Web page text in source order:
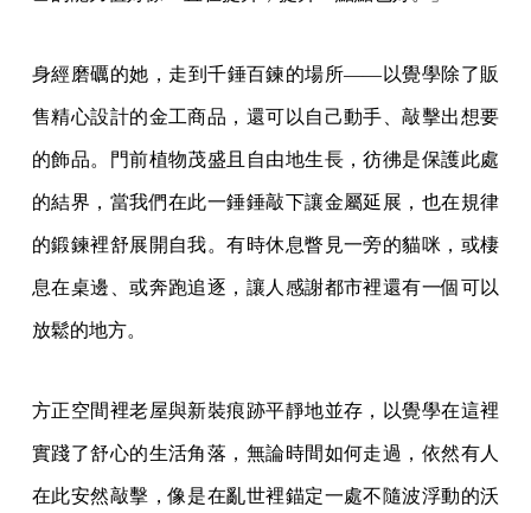
身經磨礪的她，走到千錘百鍊的場所——以覺學除了販
售精心設計的金工商品，還可以自己動手、敲擊出想要
的飾品。門前植物茂盛且自由地生長，彷彿是保護此處
的結界，當我們在此一錘錘敲下讓金屬延展，也在規律
的鍛鍊裡舒展開自我。有時休息瞥見一旁的貓咪，或棲
息在桌邊、或奔跑追逐，讓人感謝都市裡還有一個可以
放鬆的地方。
方正空間裡老屋與新裝痕跡平靜地並存，以覺學在這裡
實踐了舒心的生活角落，無論時間如何走過，依然有人
在此安然敲擊，像是在亂世裡錨定一處不隨波浮動的沃